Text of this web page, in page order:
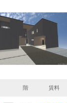
階 賃料